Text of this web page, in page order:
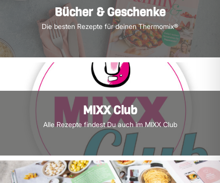
Bücher & Geschenke
Die besten Rezepte für deinen Thermomix®
MIXX Club
Alle Rezepte findest Du auch im MIXX Club